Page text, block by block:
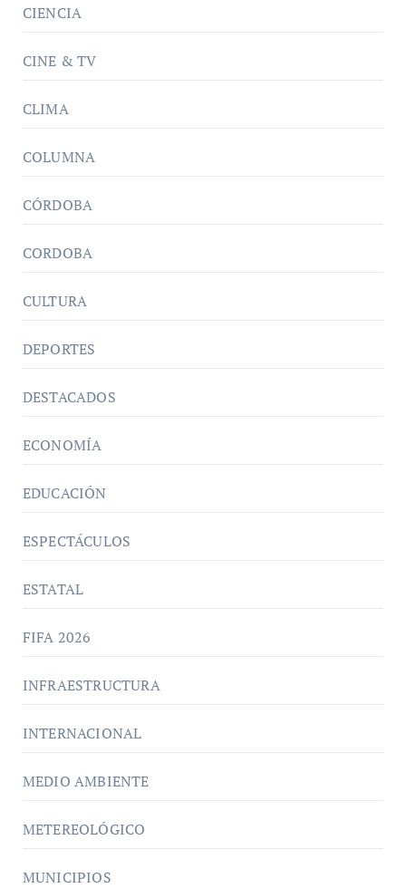
CIENCIA
CINE & TV
CLIMA
COLUMNA
CÓRDOBA
CORDOBA
CULTURA
DEPORTES
DESTACADOS
ECONOMÍA
EDUCACIÓN
ESPECTÁCULOS
ESTATAL
FIFA 2026
INFRAESTRUCTURA
INTERNACIONAL
MEDIO AMBIENTE
METEREOLÓGICO
MUNICIPIOS